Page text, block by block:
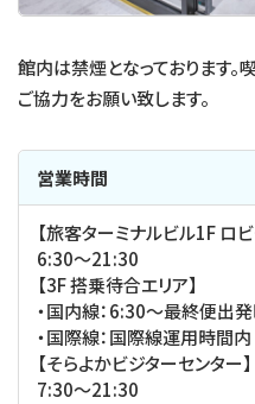
館内は禁煙となっております
ご協力をお願い致します。
営業時間
【旅客ターミナルビル1F ロビ
6:30〜21:30
【3F 搭乗待合エリア】
・国内線：6:30～最終便出
・国際線：国際線運用時間内
【そらよかビジターセンター】
7:30～21:30